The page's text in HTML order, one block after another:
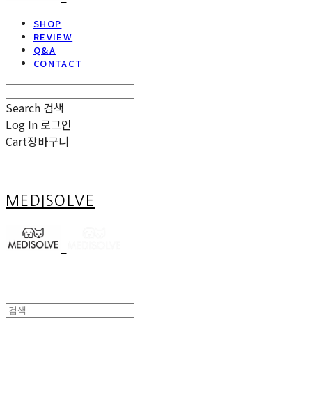
SHOP
REVIEW
Q&A
CONTACT
Search 검색
Log In 로그인
Cart장바구니
MEDISOLVE